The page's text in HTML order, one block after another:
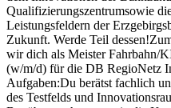
Qualifizierungszentrumsowie
Leistungsfeldern der
Zukunft. Werde Teil
wir dich als Meister Fahrbahn/
(w/m/d) für die DB RegioNetz
Aufgaben:Du berätst fachlich
des Testfelds und